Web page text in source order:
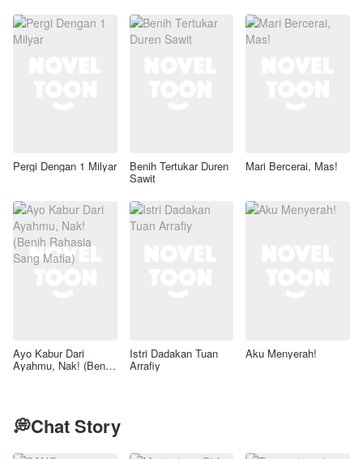
Pergi Dengan 1 Milyar Benih Tertukar Duren
Sawit
Mari Bercerai, Mas!
Ayo Kabur Dari
Ayahmu, Nak! (Benih
Istri Dadakan Tuan
Arrafiy
Aku Menyerah!
💭Chat Story